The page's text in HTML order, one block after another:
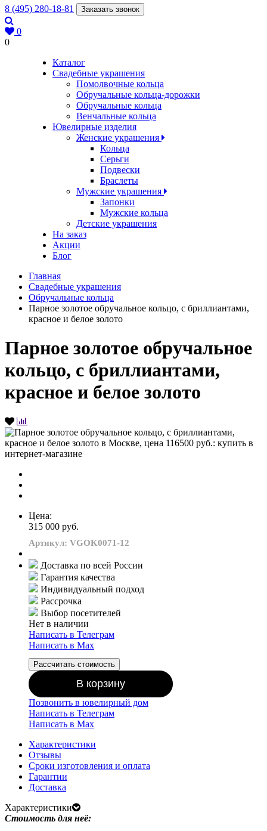
8 (495) 280-18-81 Заказать звонок
0
0
Каталог
Свадебные украшения
Помолвочные кольца
Обручальные кольца-дорожки
Обручальные кольца
Венчальные кольца
Ювелирные изделия
Женские украшения
Кольца
Серьги
Подвески
Браслеты
Мужские украшения
Запонки
Мужские кольца
Детские украшения
На заказ
Акции
Блог
Главная
Свадебные украшения
Обручальные кольца
Парное золотое обручальное кольцо, с бриллиантами,
красное и белое золото
Парное золотое обручальное
кольцо, с бриллиантами,
красное и белое золото
Цена:
315 000 руб.
Артикул: VGOK0071-12
Доставка по всей России
Гарантия качества
Индивидуальный подход
Рассрочка
Выбор посетителей
Нет в наличии
Написать в Телеграм
Написать в Мах
Рассчитать стоимость
В корзину
Позвонить в ювелирный дом
Написать в Телеграм
Написать в Мах
Характеристики
Отзывы
Сроки изготовления и оплата
Гарантии
Доставка
Характеристики
Стоимость для неё: